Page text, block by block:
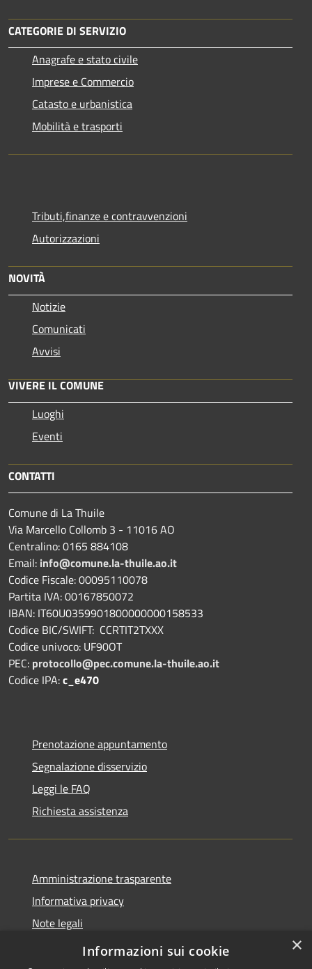
CATEGORIE DI SERVIZIO
Anagrafe e stato civile
Imprese e Commercio
Catasto e urbanistica
Mobilità e trasporti
Tributi,finanze e contravvenzioni
Autorizzazioni
NOVITÀ
Notizie
Comunicati
Avvisi
VIVERE IL COMUNE
Luoghi
Eventi
CONTATTI
Comune di La Thuile
Via Marcello Collomb 3 - 11016 AO
Centralino: 0165 884108
Email: info@comune.la-thuile.ao.it
Codice Fiscale: 00095110078
Partita IVA: 00167850072
IBAN: IT60U0359901800000000158533
Codice BIC/SWIFT: CCRTIT2TXXX
Codice univoco: UF90OT
PEC: protocollo@pec.comune.la-thuile.ao.it
Codice IPA:c_e470
Prenotazione appuntamento
Segnalazione disservizio
Leggi le FAQ
Richiesta assistenza
Amministrazione trasparente
Informativa privacy
Note legali
Dichiarazione di accessibilità
×
Informazioni sui cookie